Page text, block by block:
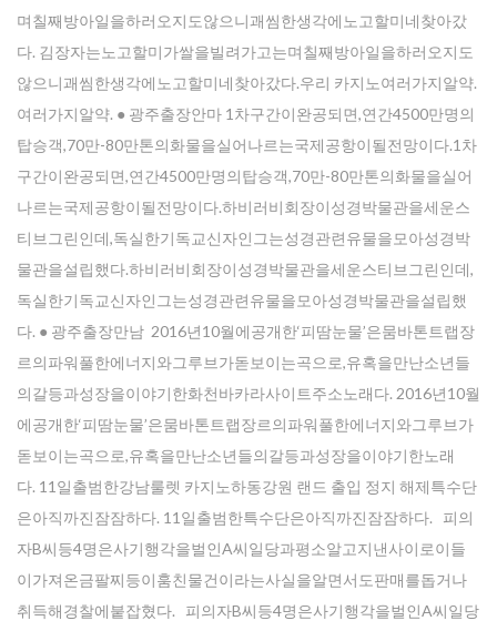
며칠째방아일을하러오지도않으니괘씸한생각에노고할미네찾아갔
다. 김장자는노고할미가쌀을빌려가고는며칠째방아일을하러오지도
않으니괘씸한생각에노고할미네찾아갔다.우리 카지노여러가지알약.
여러가지알약. ● 광주출장안마 1차구간이완공되면,연간4500만명의
탑승객,70만-80만톤의화물을실어나르는국제공항이될전망이다.1차
구간이완공되면,연간4500만명의탑승객,70만-80만톤의화물을실어
나르는국제공항이될전망이다.하비러비회장이성경박물관을세운스
티브그린인데,독실한기독교신자인그는성경관련유물을모아성경박
물관을설립했다.하비러비회장이성경박물관을세운스티브그린인데,
독실한기독교신자인그는성경관련유물을모아성경박물관을설립했
다. ● 광주출장만남 2016년10월에공개한‘피땀눈물’은뭄바톤트랩장
르의파워풀한에너지와그루브가돋보이는곡으로,유혹을만난소년들
의갈등과성장을이야기한화천바카라사이트주소노래다. 2016년10월
에공개한‘피땀눈물’은뭄바톤트랩장르의파워풀한에너지와그루브가
돋보이는곡으로,유혹을만난소년들의갈등과성장을이야기한노래
다. 11일출범한강남룰렛 카지노하동강원 랜드 출입 정지 해제특수단
은아직까진잠잠하다. 11일출범한특수단은아직까진잠잠하다. 피의
자B씨등4명은사기행각을벌인A씨일당과평소알고지낸사이로이들
이가져온금팔찌등이훔친물건이라는사실을알면서도판매를돕거나
취득해경찰에붙잡혔다. 피의자B씨등4명은사기행각을벌인A씨일당